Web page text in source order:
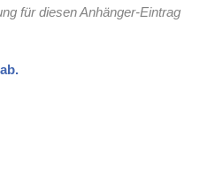
für diesen Anhänger-Eintrag